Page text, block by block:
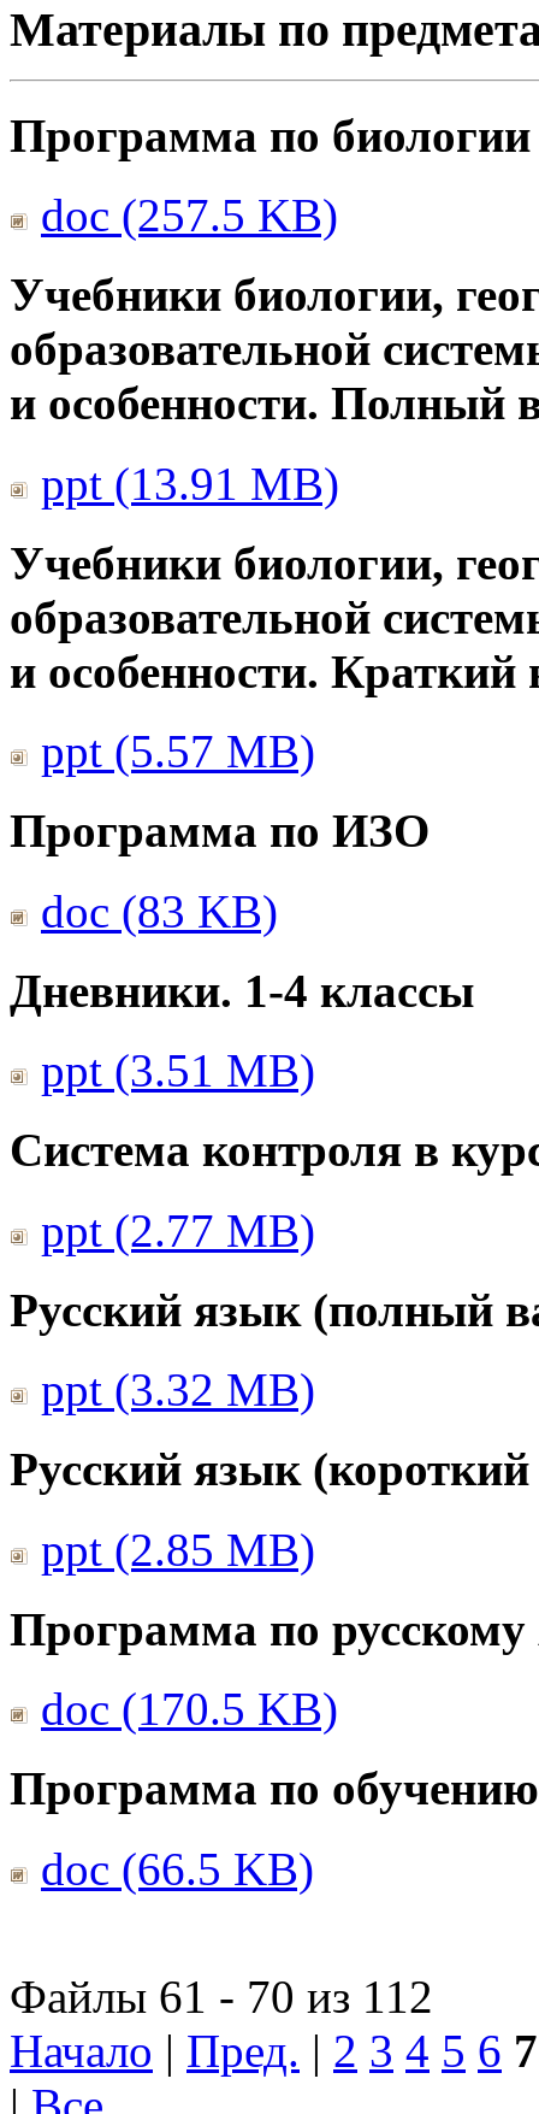
Материалы по
Программа по биологии
doc (257.5 KB)
Учебники биологии,
образовательной
и особенности. Полный
ppt (13.91 MB)
Учебники биологии,
образовательной
и особенности. Краткий
ppt (5.57 MB)
Программа по ИЗО
doc (83 KB)
Дневники. 1-4 классы
ppt (3.51 MB)
Система контроля в
ppt (2.77 MB)
Русский язык (полный
ppt (3.32 MB)
Русский язык
ppt (2.85 MB)
Программа по русскому
doc (170.5 KB)
Программа по
doc (66.5 KB)
Файлы 61 - 70 из 112
Начало | Пред. | 2 3 4 5 6 7